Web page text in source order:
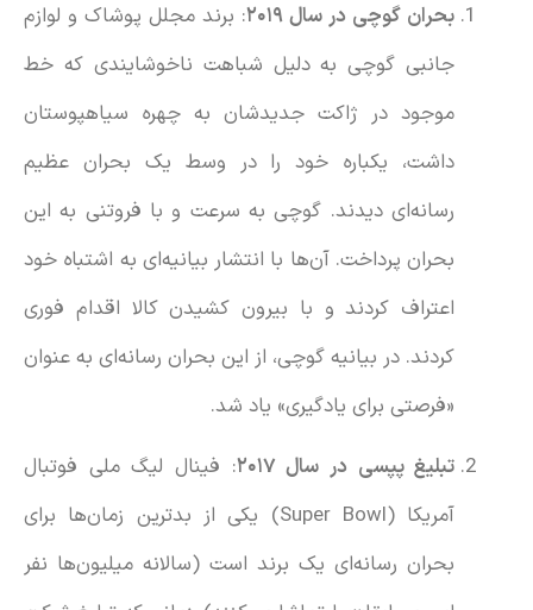
بحران گوچی در سال ۲۰۱۹
: برند مجلل پوشاک و لوازم
جانبی گوچی به دلیل شباهت ناخوشایندی که خط
موجود در ژاکت جدیدشان به چهره سیاهپوستان
داشت، یکباره خود را در وسط یک بحران عظیم
رسانه‌ای دیدند. گوچی به سرعت و با فروتنی به این
بحران پرداخت. آن‌ها با انتشار بیانیه‌ای به اشتباه خود
اعتراف کردند و با بیرون کشیدن کالا اقدام فوری
کردند. در بیانیه گوچی، از این بحران رسانه‌ای به عنوان
«فرصتی برای یادگیری» یاد شد.
تبلیغ پپسی در سال ۲۰۱۷
: فینال لیگ ملی فوتبال
آمریکا (Super Bowl) یکی از بدترین زمان‌ها برای
بحران رسانه‌ای یک برند است (سالانه میلیون‌ها نفر